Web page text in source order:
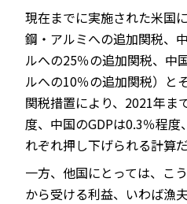
現在までに実施された米国
鋼・アルミへの追加関税、
ルへの25％の追加関税、中
ルへの10％の追加関税）と
関税措置により、2021年ま
度、中国のGDPは0.3％程
れぞれ押し下げられる計算だ
一方、他国にとっては、こ
から受ける利益、いわば漁